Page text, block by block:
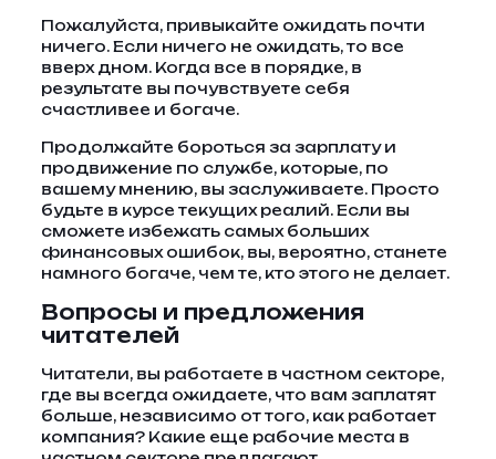
Пожалуйста, привыкайте ожидать почти
ничего. Если ничего не ожидать, то все
вверх дном. Когда все в порядке, в
результате вы почувствуете себя
счастливее и богаче.
Продолжайте бороться за зарплату и
продвижение по службе, которые, по
вашему мнению, вы заслуживаете. Просто
будьте в курсе текущих реалий. Если вы
сможете избежать самых больших
финансовых ошибок, вы, вероятно, станете
намного богаче, чем те, кто этого не делает.
Вопросы и предложения
читателей
Читатели, вы работаете в частном секторе,
где вы всегда ожидаете, что вам заплатят
больше, независимо от того, как работает
компания? Какие еще рабочие места в